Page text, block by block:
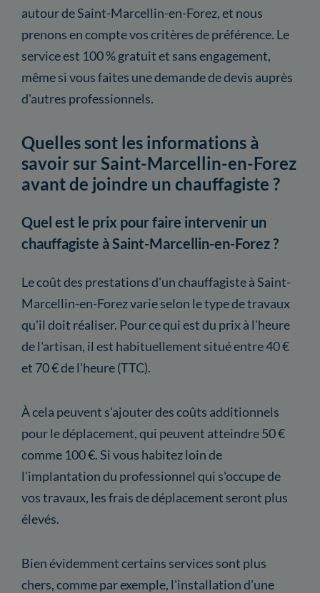
autour de Saint-Marcellin-en-Forez, et nous
prenons en compte vos critères de préférence. Le
service est 100 % gratuit et sans engagement,
même si vous faites une demande de devis auprès
d'autres professionnels.
Quelles sont les informations à
savoir sur Saint-Marcellin-en-Forez
avant de joindre un chauffagiste ?
Quel est le prix pour faire intervenir un
chauffagiste à Saint-Marcellin-en-Forez ?
Le coût des prestations d'un chauffagiste à Saint-
Marcellin-en-Forez varie selon le type de travaux
qu'il doit réaliser. Pour ce qui est du prix à l'heure
de l'artisan, il est habituellement situé entre 40 €
et 70 € de l'heure (TTC).
À cela peuvent s'ajouter des coûts additionnels
pour le déplacement, qui peuvent atteindre 50 €
comme 100 €. Si vous habitez loin de
l'implantation du professionnel qui s'occupe de
vos travaux, les frais de déplacement seront plus
élevés.
Bien évidemment certains services sont plus
chers, comme par exemple, l'installation d'une